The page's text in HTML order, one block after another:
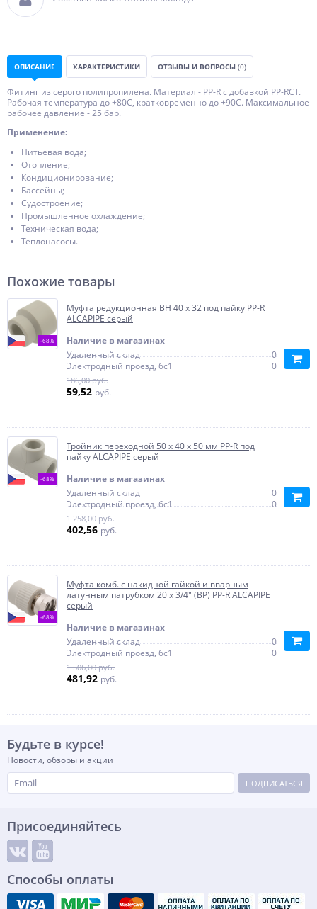
ОПИСАНИЕ ХАРАКТЕРИСТИКИ ОТЗЫВЫ И ВОПРОСЫ (0)
Фитинг из серого полипропилена. Материал - PP-R с добавкой PP-RCT.
Рабочая температура до +80С, кратковременно до +90С. Максимальное
рабочее давление - 25 бар.
Применение:
Питьевая вода;
Отопление;
Кондиционирование;
Бассейны;
Судостроение;
Промышленное охлаждение;
Техническая вода;
Теплонасосы.
Похожие товары
-68%
Муфта редукционная ВН 40 x 32 под пайку PP-R
ALCAPIPE серый
Наличие в магазинах
Удаленный склад
0
Электродный проезд, 6с1
0
186,00 руб.
59,52 руб.
-68%
Тройник переходной 50 х 40 х 50 мм PP-R под
пайку ALCAPIPE серый
Наличие в магазинах
Удаленный склад
0
Электродный проезд, 6с1
0
1 258,00 руб.
402,56 руб.
-68%
Муфта комб. с накидной гайкой и вварным
латунным патрубком 20 x 3/4" (ВР) PP-R ALCAPIPE
серый
Наличие в магазинах
Удаленный склад
0
Электродный проезд, 6с1
0
1 506,00 руб.
481,92 руб.
Будьте в курсе!
Новости, обзоры и акции
ПОДПИСАТЬСЯ
Присоединяйтесь
Способы оплаты